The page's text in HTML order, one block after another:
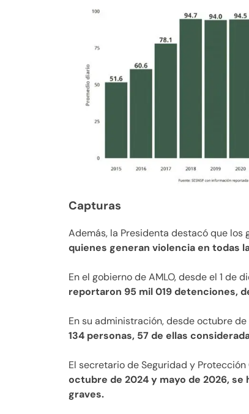
Capturas
Además, la Presidenta destacó que los
quienes generan violencia en todas
En el gobierno de AMLO, desde el 1
reportaron 95 mil 019 detenciones,
En su administración, desde octubre
134 personas, 57 de ellas
El secretario de Seguridad y
octubre de 2024 y mayo de 2026,
graves.